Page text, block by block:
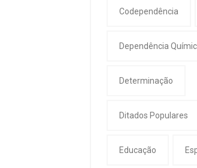
Codependência
Dependência
Determinação
Ditados Populares
Educação